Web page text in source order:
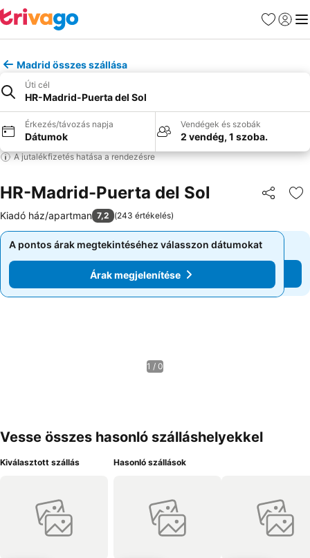
Kedvencek
Madrid összes szállása
Úti cél
HR-Madrid-Puerta del Sol
Érkezés/távozás napja
Dátumok
Vendégek és szobák
2 vendég, 1 szoba.
A jutalékfizetés hatása a rendezésre
HR-Madrid-Puerta del Sol
Kiadó ház/apartman 7,2 (243 értékelés)
A pontos árak megtekintéséhez válasszon dátumokat
Árak megjelenítése
A pontos árak megtekintéséhez válasszon dátumokat
Árak megjelenítése
1 / 0
Vesse összes hasonló szálláshelyekkel
Kiválasztott szállás Hasonló szállások